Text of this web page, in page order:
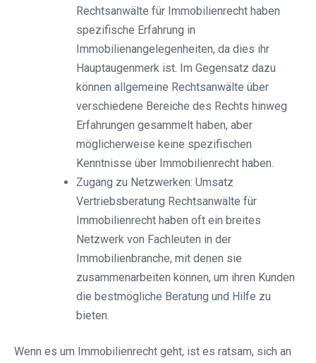
Rechtsanwälte für Immobilienrecht haben
spezifische Erfahrung in
Immobilienangelegenheiten, da dies ihr
Hauptaugenmerk ist. Im Gegensatz dazu
können allgemeine Rechtsanwälte über
verschiedene Bereiche des Rechts hinweg
Erfahrungen gesammelt haben, aber
möglicherweise keine spezifischen
Kenntnisse über Immobilienrecht haben.
Zugang zu Netzwerken: Umsatz
Vertriebsberatung Rechtsanwälte für
Immobilienrecht haben oft ein breites
Netzwerk von Fachleuten in der
Immobilienbranche, mit denen sie
zusammenarbeiten können, um ihren Kunden
die bestmögliche Beratung und Hilfe zu
bieten.
Wenn es um Immobilienrecht geht, ist es ratsam, sich an